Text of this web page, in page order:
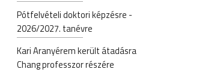
Pótfelvételi doktori képzésre -
2026/2027. tanévre
Kari Aranyérem került átadásra
Chang professzor részére